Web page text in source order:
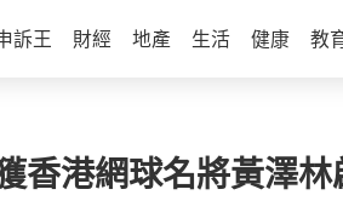
訴王 財經 地產 生活 健康 教
香港網球名將黃澤